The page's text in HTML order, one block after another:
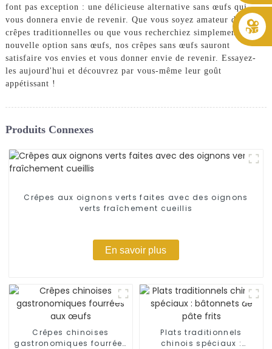
font pas exception : une délicieuse alternative sans œufs qui
vous donnera envie de revenir. Que vous soyez amateur de
crêpes traditionnelles ou que vous recherchiez simplement une
nouvelle option sans œufs, nos crêpes sans œufs sauront
satisfaire vos envies et vous donner envie de revenir. Essayez-
les aujourd'hui et découvrez par vous-même leur goût
appétissant !
Produits Connexes
Crêpes aux oignons verts faites avec des oignons
verts fraîchement cueillis
En savoir plus
Crêpes chinoises
gastronomiques fourrées
Plats traditionnels
chinois spéciaux :